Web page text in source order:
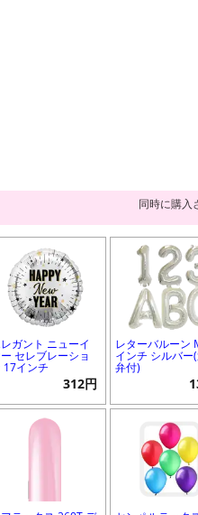
同時に購入
ガント ニューイ
セレブレーショ
17インチ
312円
レターバルーン
インチ シルバー
弁付)